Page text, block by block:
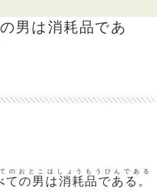
男は消耗品であ
ての男は消耗品である。
のおとこはしょうもうひんである